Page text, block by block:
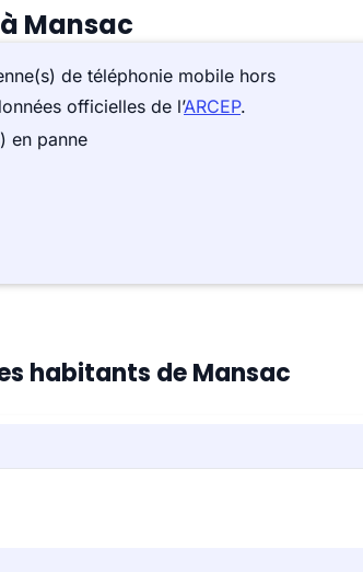
Mansac
de téléphonie mobile hors
officielles de l’ARCEP.
en panne
habitants de Mansac